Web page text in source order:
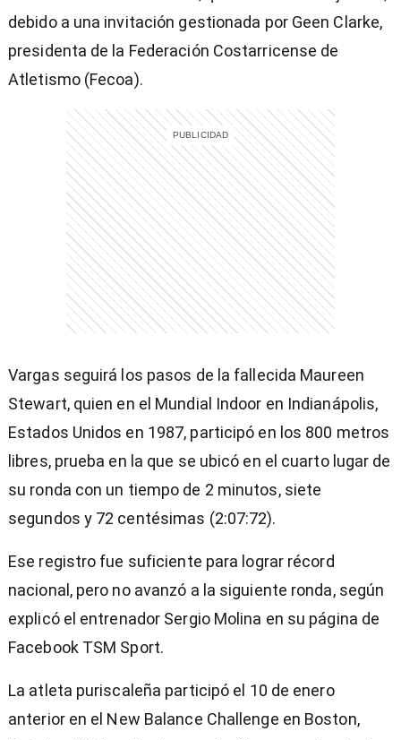
debido a una invitación gestionada por Geen Clarke,
presidenta de la Federación Costarricense de
Atletismo (Fecoa).
Vargas seguirá los pasos de la fallecida Maureen
Stewart, quien en el Mundial Indoor en Indianápolis,
Estados Unidos en 1987, participó en los 800 metros
libres, prueba en la que se ubicó en el cuarto lugar de
su ronda con un tiempo de 2 minutos, siete
segundos y 72 centésimas (2:07:72).
Ese registro fue suficiente para lograr récord
nacional, pero no avanzó a la siguiente ronda, según
explicó el entrenador Sergio Molina en su página de
Facebook TSM Sport.
La atleta puriscaleña participó el 10 de enero
anterior en el New Balance Challenge en Boston,